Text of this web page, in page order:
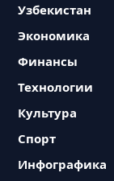
Узбекистан
Экономика
Финансы
Технологии
Культура
Спорт
Инфографика